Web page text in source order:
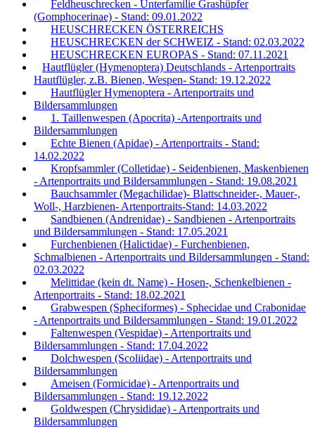
Feldheuschrecken - Unterfamilie Grashüpfer
(Gomphocerinae) - Stand: 09.01.2022
HEUSCHRECKEN ÖSTERREICHS
HEUSCHRECKEN der SCHWEIZ - Stand: 02.03.2022
HEUSCHRECKEN EUROPAS - Stand: 07.11.2021
Hautflügler (Hymenoptera) Deutschlands - Artenportraits
Hautflügler, z.B. Bienen, Wespen- Stand: 19.12.2022
Hautflügler Hymenoptera - Artenportraits und
Bildersammlungen
1. Taillenwespen (Apocrita) -Artenportraits und
Bildersammlungen
Echte Bienen (Apidae) - Artenportraits - Stand:
14.02.2022
Kropfsammler (Colletidae) - Seidenbienen, Maskenbienen
- Artenportraits und Bildersammlungen - Stand: 19.08.2021
Bauchsammler (Megachilidae)- Blattschneider-, Mauer-,
Woll-, Harzbienen- Artenportraits-Stand: 14.03.2022
Sandbienen (Andrenidae) - Sandbienen - Artenportraits
und Bildersammlungen - Stand: 17.05.2021
Furchenbienen (Halictidae) - Furchenbienen,
Schmalbienen - Artenportraits und Bildersammlungen - Stand:
02.03.2022
Melittidae (kein dt. Name) - Hosen-, Schenkelbienen -
Artenportraits - Stand: 18.02.2021
Grabwespen (Spheciformes) - Sphecidae und Crabonidae
- Artenportraits und Bildersammlungen - Stand: 19.01.2022
Faltenwespen (Vespidae) - Artenportraits und
Bildersammlungen - Stand: 17.04.2022
Dolchwespen (Scoliidae) - Artenportraits und
Bildersammlungen
Ameisen (Formicidae) - Artenportraits und
Bildersammlungen - Stand: 19.12.2022
Goldwespen (Chrysididae) - Artenportraits und
Bildersammlungen